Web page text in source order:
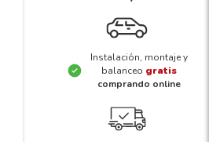
Instalación, montaje y
balanceo gratis
comprando online